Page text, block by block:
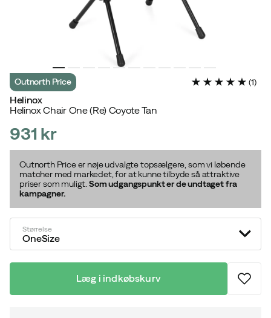
Outnorth Price (1)
Helinox
Helinox Chair One (Re) Coyote Tan
price
931 kr
Outnorth Price er nøje udvalgte topsælgere, som vi løbende
matcher med markedet, for at kunne tilbyde så attraktive
priser som muligt. Som udgangspunkt er de undtaget fra
kampagner.
Størrelse
OneSize
Læg i indkøbskurv